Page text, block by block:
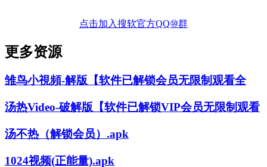
点击加入搜软官方QQ⑩群
更多资源
雏鸟小視頻-解版【软件已解锁会员无限制观看全
汤热Video-破解版【软件已解锁VIP会员无限制观看
汤不热（解锁会员）.apk
1024视频(正能量).apk